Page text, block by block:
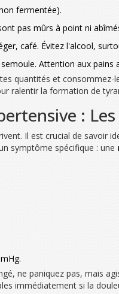
fermentée).
pas mûrs à point ni
café. Évitez l'alcool,
Attention aux
quantités et
ralentir la formation de
:
Il est crucial de savoir
symptôme spécifique : une
ne paniquez pas, mais
immédiatement si la